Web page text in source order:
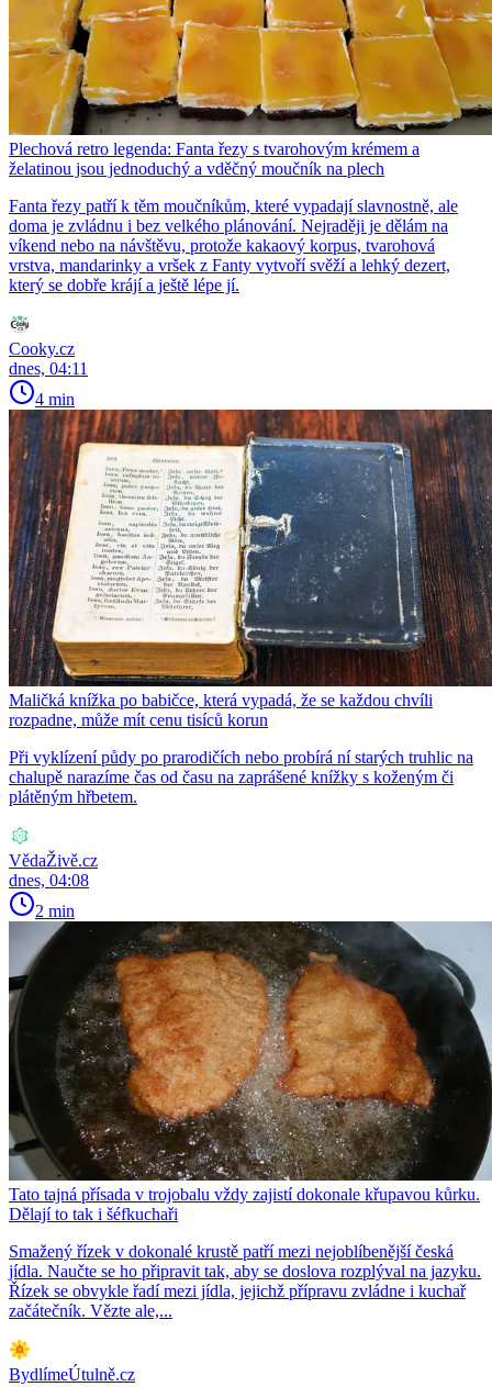
Plechová retro legenda: Fanta řezy s tvarohovým krémem a
želatinou jsou jednoduchý a vděčný moučník na plech
Fanta řezy patří k těm moučníkům, které vypadají slavnostně, ale
doma je zvládnu i bez velkého plánování. Nejraději je dělám na
víkend nebo na návštěvu, protože kakaový korpus, tvarohová
vrstva, mandarinky a vršek z Fanty vytvoří svěží a lehký dezert,
který se dobře krájí a ještě lépe jí.
Cooky.cz
dnes, 04:11
4 min
Maličká knížka po babičce, která vypadá, že se každou chvíli
rozpadne, může mít cenu tisíců korun
Při vyklízení půdy po prarodičích nebo probírá ní starých truhlic na
chalupě narazíme čas od času na zaprášené knížky s koženým či
plátěným hřbetem.
VědaŽivě.cz
dnes, 04:08
2 min
Tato tajná přísada v trojobalu vždy zajistí dokonale křupavou kůrku.
Dělají to tak i šéfkuchaři
Smažený řízek v dokonalé krustě patří mezi nejoblíbenější česká
jídla. Naučte se ho připravit tak, aby se doslova rozplýval na jazyku.
Řízek se obvykle řadí mezi jídla, jejichž přípravu zvládne i kuchař
začátečník. Vězte ale,...
BydlímeÚtulně.cz